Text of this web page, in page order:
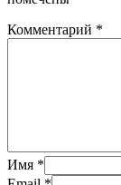
Комментарий *
Имя *